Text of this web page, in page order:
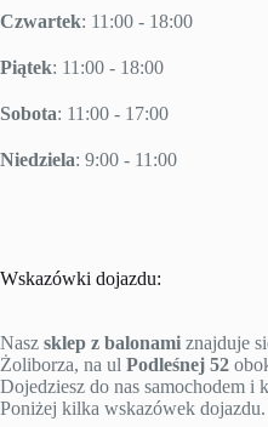
Czwartek: 11:00 - 18:00
Piątek: 11:00 - 18:00
Sobota: 11:00 - 17:00
Niedziela: 9:00 - 11:00
Wskazówki dojazdu:
Nasz sklep z balonami znajduje
Żoliborza, na ul Podleśnej 52
Dojedziesz do nas samochodem i
Poniżej kilka wskazówek dojazdu.